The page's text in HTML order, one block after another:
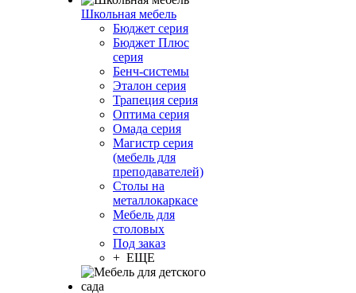
Школьная мебель
Бюджет серия
Бюджет Плюс
серия
Бенч-системы
Эталон серия
Трапеция серия
Оптима серия
Омада серия
Магистр серия
(мебель для
преподавателей)
Столы на
металлокаркасе
Мебель для
столовых
Под заказ
+ ЕЩЕ